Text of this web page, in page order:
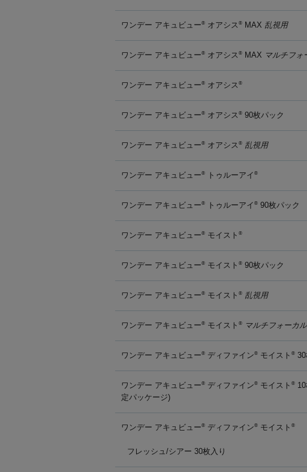
ワンデー アキュビュー® オアシス ® MAX 乱視用
ワンデー アキュビュー® オアシス ® MAX マルチフォ
ワンデー アキュビュー® オアシス ®
ワンデー アキュビュー® オアシス ® 90枚パック
ワンデー アキュビュー® オアシス ® 乱視用
ワンデー アキュビュー® トゥルーアイ ®
ワンデー アキュビュー® トゥルーアイ ® 90枚パック
ワンデー アキュビュー® モイスト ®
ワンデー アキュビュー® モイスト ® 90枚パック
ワンデー アキュビュー® モイスト ® 乱視用
ワンデー アキュビュー® モイスト ® マルチフォーカル
ワンデー アキュビュー® ディファイン® モイスト ®
ワンデー アキュビュー® ディファイン® モイスト ®
定パッケージ)
ワンデー アキュビュー® ディファイン® モイスト ®
フレッシュ/シアー 30枚入り